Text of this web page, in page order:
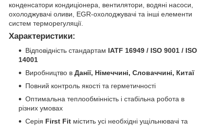
конденсатори кондиціонера, вентилятори, водяні насоси,
охолоджувачі оливи, EGR-охолоджувачі та інші елементи
систем терморегуляції.
Характеристики:
Відповідність стандартам IATF 16949 / ISO 9001 / ISO
14001
Виробництво в Данії, Німеччині, Словаччині, Китаї
Повний контроль якості та герметичності
Оптимальна теплообмінність і стабільна робота в
різних умовах
Серія First Fit містить усі необхідні ущільнювачі та